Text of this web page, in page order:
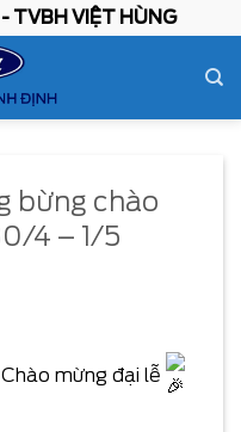
TVBH VIỆT HÙNG
bừng chào
4 – 1/5
mừng đại lễ